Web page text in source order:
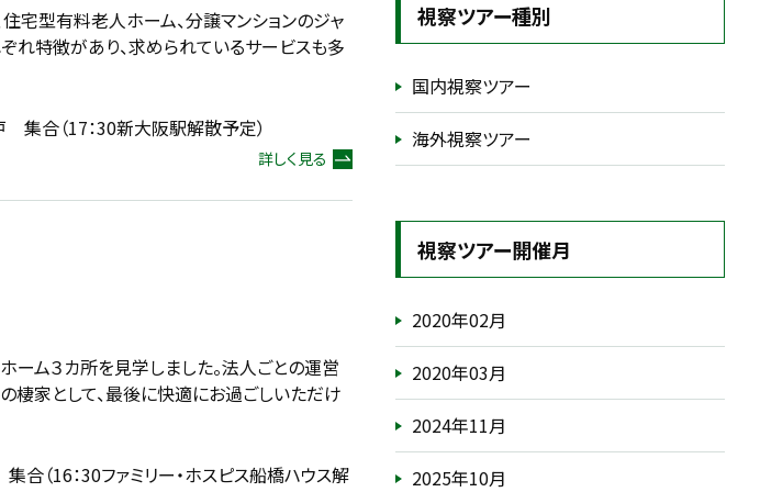
宅型有料老人ホーム、分譲マンションのジャ
れ特徴があり、求められているサービスも多
集合（17：30新大阪駅解散予定）
詳しく見る
ーム３カ所を見学しました。法人ごとの運営
棲家として、最後に快適にお過ごしいただけ
合（16：30ファミリー・ホスピス船橋ハウス解
視察ツアー種別
国内視察ツアー
海外視察ツアー
視察ツアー開催月
2020年02月
2020年03月
2024年11月
2025年10月